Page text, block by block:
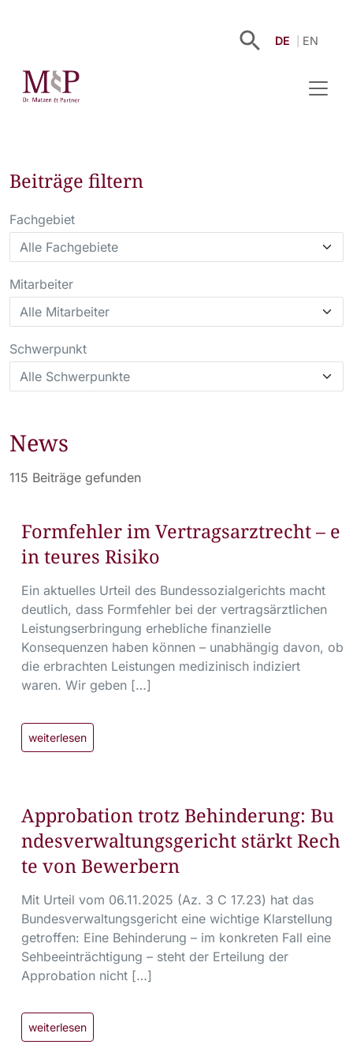
DE EN
Beiträge filtern
Fachgebiet
Mitarbeiter
Schwerpunkt
News
115 Beiträge gefunden
Formfehler im Vertragsarztrecht – e
in teures Risiko
Ein aktuelles Urteil des Bundessozialgerichts macht
deutlich, dass Formfehler bei der vertragsärztlichen
Leistungserbringung erhebliche finanzielle
Konsequenzen haben können – unabhängig davon, ob
die erbrachten Leistungen medizinisch indiziert
waren. Wir geben […]
weiterlesen
Approbation trotz Behinderung: Bu
ndesverwaltungsgericht stärkt Rech
te von Bewerbern
Mit Urteil vom 06.11.2025 (Az. 3 C 17.23) hat das
Bundesverwaltungsgericht eine wichtige Klarstellung
getroffen: Eine Behinderung – im konkreten Fall eine
Sehbeeinträchtigung – steht der Erteilung der
Approbation nicht […]
weiterlesen